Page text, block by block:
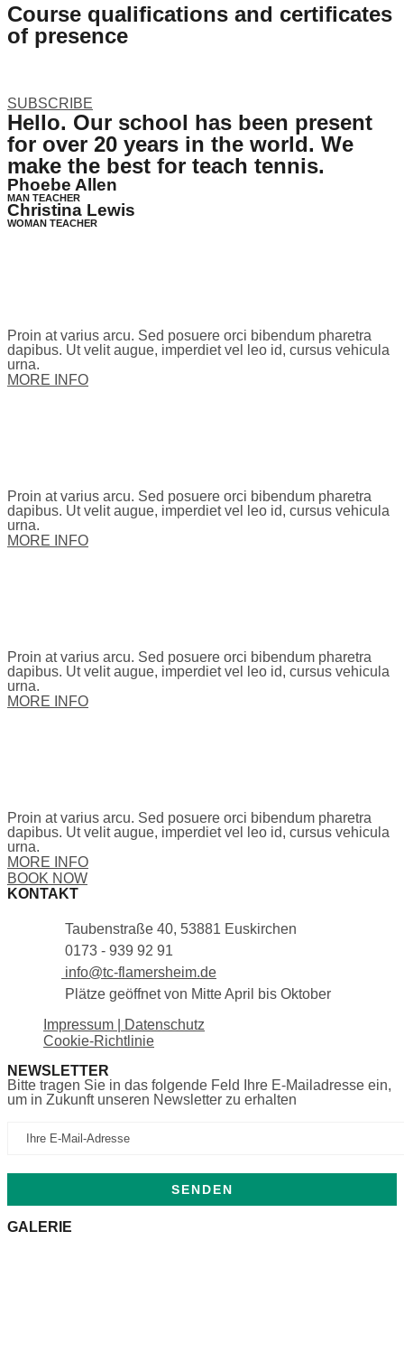
Course qualifications and certificates
of presence
SUBSCRIBE
Hello. Our school has been present
for over 20 years in the world. We
make the best for teach tennis.
Phoebe Allen
MAN TEACHER
Christina Lewis
WOMAN TEACHER
Proin at varius arcu. Sed posuere orci bibendum pharetra
dapibus. Ut velit augue, imperdiet vel leo id, cursus vehicula
urna.
MORE INFO
Proin at varius arcu. Sed posuere orci bibendum pharetra
dapibus. Ut velit augue, imperdiet vel leo id, cursus vehicula
urna.
MORE INFO
Proin at varius arcu. Sed posuere orci bibendum pharetra
dapibus. Ut velit augue, imperdiet vel leo id, cursus vehicula
urna.
MORE INFO
Proin at varius arcu. Sed posuere orci bibendum pharetra
dapibus. Ut velit augue, imperdiet vel leo id, cursus vehicula
urna.
MORE INFO
BOOK NOW
KONTAKT
Taubenstraße 40, 53881 Euskirchen
0173 - 939 92 91
info@tc-flamersheim.de
Plätze geöffnet von Mitte April bis Oktober
Impressum | Datenschutz
Cookie-Richtlinie
NEWSLETTER
Bitte tragen Sie in das folgende Feld Ihre E-Mailadresse ein,
um in Zukunft unseren Newsletter zu erhalten
GALERIE